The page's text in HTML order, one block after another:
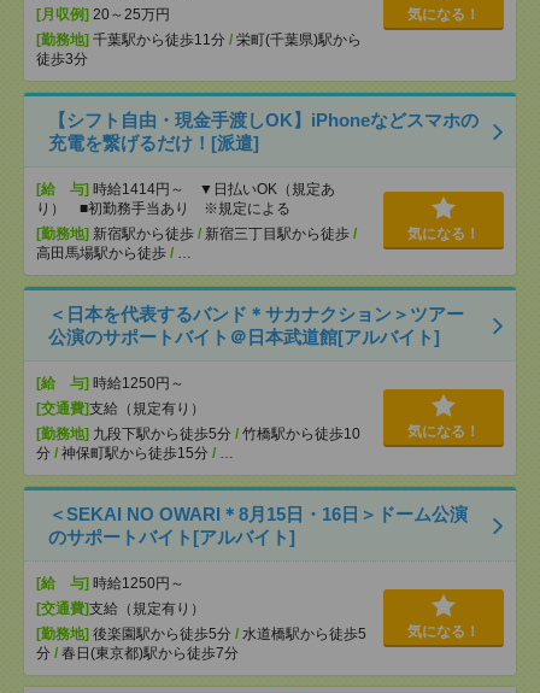
[月収例] 20～25万円
[勤務地] 千葉駅から徒歩11分 / 栄町(千葉県)駅から
徒歩3分
気になる！
【シフト自由・現金手渡しOK】iPhoneなどスマホの
充電を繋げるだけ！[派遣]
[給 与] 時給1414円～ ▼日払いOK（規定あ
り） ■初勤務手当あり ※規定による
[勤務地] 新宿駅から徒歩 / 新宿三丁目駅から徒歩 /
高田馬場駅から徒歩 / …
気になる！
＜日本を代表するバンド＊サカナクション＞ツアー
公演のサポートバイト＠日本武道館[アルバイト]
[給 与] 時給1250円～
[交通費]支給（規定有り）
[勤務地] 九段下駅から徒歩5分 / 竹橋駅から徒歩10
分 / 神保町駅から徒歩15分 / …
気になる！
＜SEKAI NO OWARI＊8月15日・16日＞ドーム公演
のサポートバイト[アルバイト]
[給 与] 時給1250円～
[交通費]支給（規定有り）
[勤務地] 後楽園駅から徒歩5分 / 水道橋駅から徒歩5
分 / 春日(東京都)駅から徒歩7分
気になる！